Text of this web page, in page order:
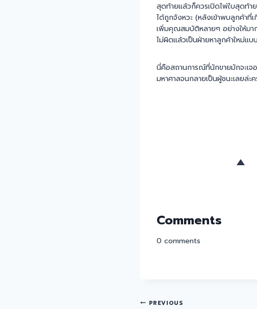
สุดท้ายแล้วก็ควรเปิดไพ่ใบสุดท้า
ได้ถูกจังหวะ (หลังเข้าพบลูกค้าที่
เพิ่มคุณสมบัติหลายๆ อย่างให้มา
ไม่ผิดแล้วเป็นฝ่ายหาลูกค้าใหม่แ
นี่คือสถานการณ์ที่นักขายมักจะเจ
มหาศาลจนกลายเป็นผู้ชนะเลยล่ะ
Comments
0 comments
PREVIOUS